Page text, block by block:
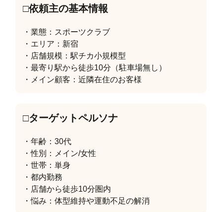
□依頼主の基本情報
・業態：スポーツクラブ
・エリア：新宿
・店舗規模：駅チカ小規模型
・最寄り駅から徒歩10分（駐車場無し）
・メイン顧客：近隣在住のお客様
□ターゲットペルソナ
・年齢：30代
・性別：メイン/女性
・世帯：単身
・都内勤務
・店舗から徒歩10分圏内
・悩み：体型維持や運動不足の解消